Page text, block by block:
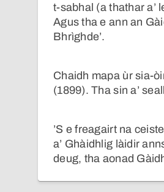
t-sabhal (a thathar a’
Agus tha e ann an
Bhrìghde’.
Chaidh mapa ùr sia-
(1899). Tha sin a’
’S e freagairt na
a’ Ghàidhlig làidir
deug, tha aonad